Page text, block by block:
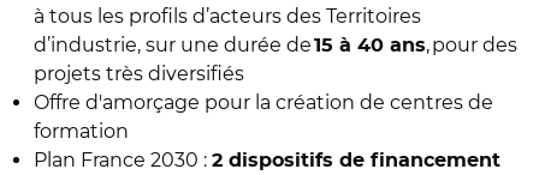
à tous les profils d’acteurs des Territoires
d’industrie, sur une durée de15 à 40 ans, pour des
projets très diversifiés
Offre d'amorçage pour la création de centres de
formation
Plan France 2030 : 2 dispositifs de financement